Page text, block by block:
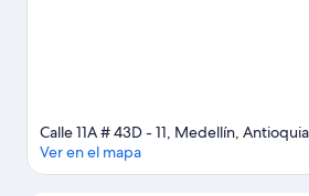
Calle 11A # 43D - 11, Medellín, Antioquia
Ver en el mapa